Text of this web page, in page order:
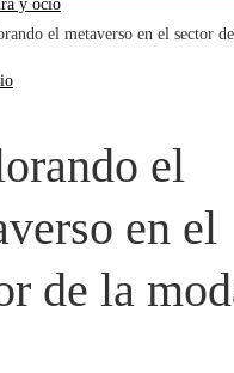
y ocio
el metaverso en el sector
el
en el
de la